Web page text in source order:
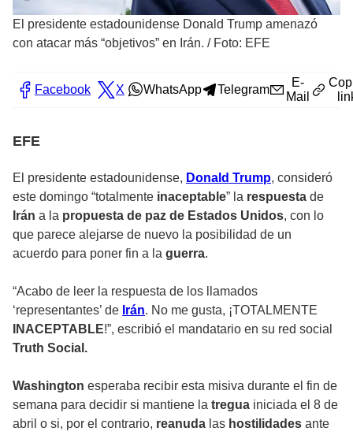
El presidente estadounidense Donald Trump amenazó
con atacar más “objetivos” en Irán. / Foto: EFE
Facebook X WhatsApp Telegram
E-
Mail
EFE
El presidente estadounidense, Donald Trump, consideró
este domingo “totalmente inaceptable” la respuesta de
Irán a la propuesta de paz de Estados Unidos, con lo
que parece alejarse de nuevo la posibilidad de un
acuerdo para poner fin a la guerra.
“Acabo de leer la respuesta de los llamados
‘representantes’ de Irán. No me gusta, ¡TOTALMENTE
INACEPTABLE!”, escribió el mandatario en su red social
Truth Social.
Washington esperaba recibir esta misiva durante el fin de
semana para decidir si mantiene la tregua iniciada el 8 de
abril o si, por el contrario, reanuda las hostilidades ante